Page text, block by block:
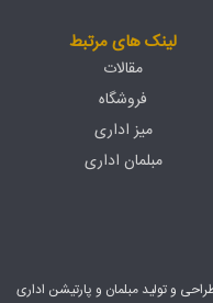
لینک های مرتبط
مقالات
فروشگاه
میز اداری
مبلمان اداری
سابقه در زمینه طراحی و تولید مبلمان و پارتیشن اداری